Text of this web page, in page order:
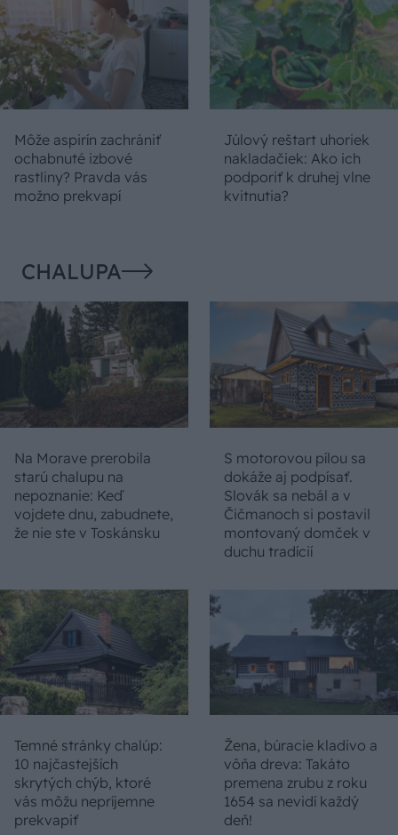
Môže aspirín zachrániť
ochabnuté izbové
rastliny? Pravda vás
možno prekvapí
Júlový reštart uhoriek
nakladačiek: Ako ich
podporiť k druhej vlne
kvitnutia?
CHALUPA
Na Morave prerobila
starú chalupu na
nepoznanie: Keď
vojdete dnu, zabudnete,
že nie ste v Toskánsku
S motorovou pílou sa
dokáže aj podpísať.
Slovák sa nebál a v
Čičmanoch si postavil
montovaný domček v
duchu tradícií
Temné stránky chalúp:
10 najčastejších
skrytých chýb, ktoré
vás môžu nepríjemne
prekvapiť
Žena, búracie kladivo a
vôňa dreva: Takáto
premena zrubu z roku
1654 sa nevidí každý
deň!